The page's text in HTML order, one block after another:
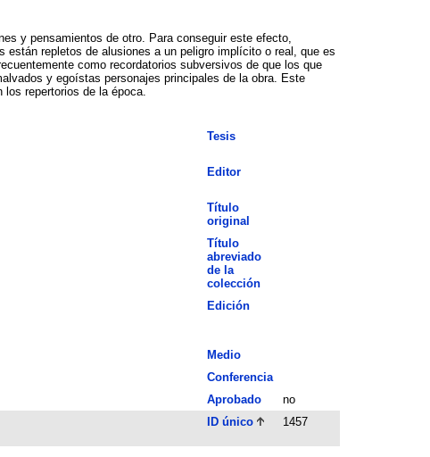
y pensamientos de otro. Para conseguir este efecto,
repletos de alusiones a un peligro implícito o real, que es
como recordatorios subversivos de que los que
y egoístas personajes principales de la obra. Este
repertorios de la época.
Tesis
Editor
Título
original
Título
abreviado
de la
colección
Edición
Medio
Conferencia
Aprobado
no
ID único 1457